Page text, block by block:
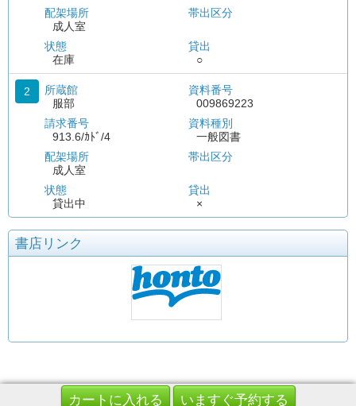
配架場所
成人室
状態
在庫
帯出区分
貸出
○
2
所蔵館
服部
請求番号
913.6/ｶﾄﾞ/4
配架場所
成人室
状態
貸出中
資料番号
009869223
資料種別
一般図書
帯出区分
貸出
×
書店リンク